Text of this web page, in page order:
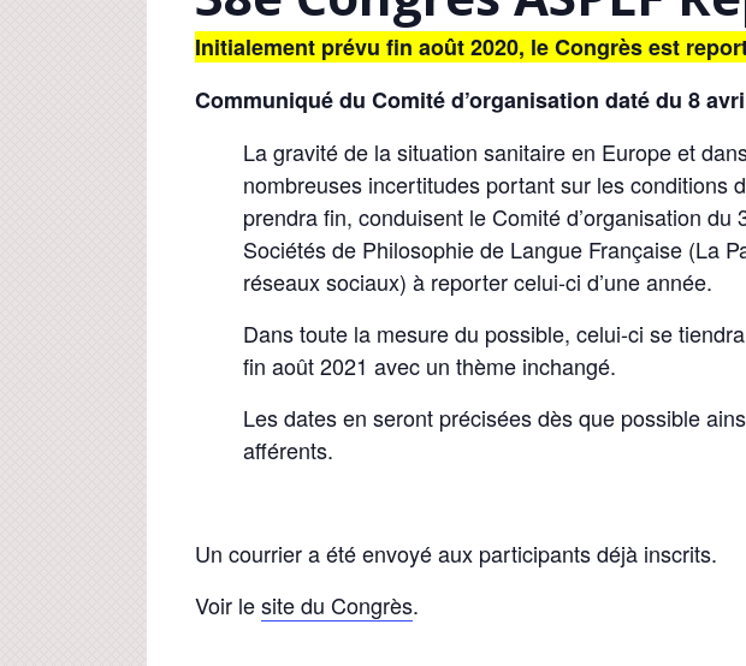
Initialement prévu fin août 2020, le Congrès est
Communiqué du Comité d’organisation daté du 8
La gravité de la situation sanitaire en Europe et
nombreuses incertitudes portant sur les conditions
prendra fin, conduisent le Comité d’organisation du
Sociétés de Philosophie de Langue Française (La
réseaux sociaux) à reporter celui-ci d’une année.
Dans toute la mesure du possible, celui-ci se
fin août 2021 avec un thème inchangé.
Les dates en seront précisées dès que possible
afférents.
Un courrier a été envoyé aux participants déjà inscrits.
Voir lesite du Congrès.